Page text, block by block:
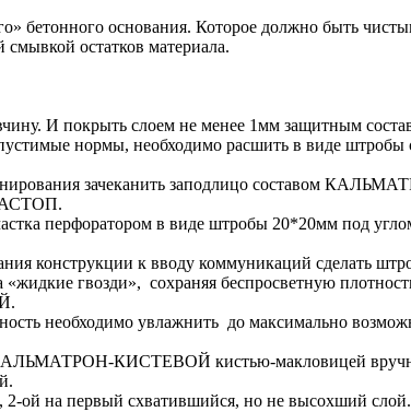
бетонного основания. Которое должно быть
остатков материала.
И покрыть слоем не менее 1мм защитным
нормы, необходимо расшить в виде штробы
зачеканить заподлицо составом
перфоратором в виде штробы 20*20мм под
конструкции к вводу коммуникаций сделать
гвозди», сохраняя беспросветную
необходимо увлажнить до максимально
КИСТЕВОЙ кистью-макловицей
ой на первый схватившийся, но не высохший слой.